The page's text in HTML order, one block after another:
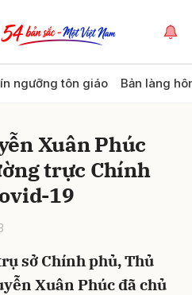
ngưỡng tôn giáo Bản làng
Xuân Phúc
trực Chính
19
sở Chính phủ, Thủ
Xuân Phúc đã chủ